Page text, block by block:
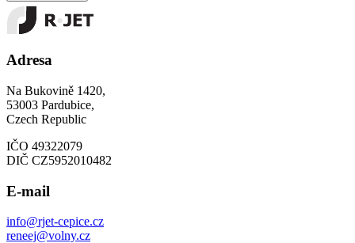
Adresa
Na Bukovině 1420,
53003 Pardubice,
Czech Republic
IČO 49322079
DIČ CZ5952010482
E-mail
info@rjet-cepice.cz
reneej@volny.cz